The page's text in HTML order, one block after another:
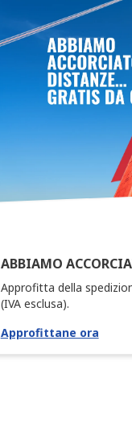
ABBIAMO
Approfitta della
(IVA esclusa).
Approfittane ora